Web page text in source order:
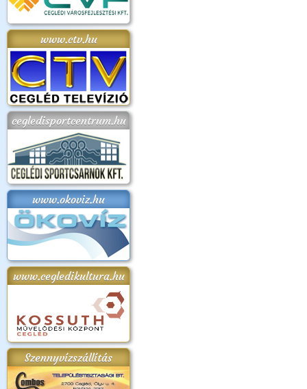
www.ctv.hu
cegledisportcentrum.hu
www.okoviz.hu
www.cegledikultura.hu
Szennyvízszállítás